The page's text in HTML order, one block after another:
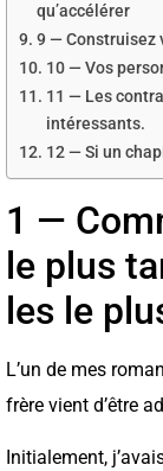
qu’accélérer
9 — Construisez
10 — Vos
11 — Les
intéressants.
12 — Si un
1 —
le plus
les le
L’un de mes
frère vient d’être
Initialement,